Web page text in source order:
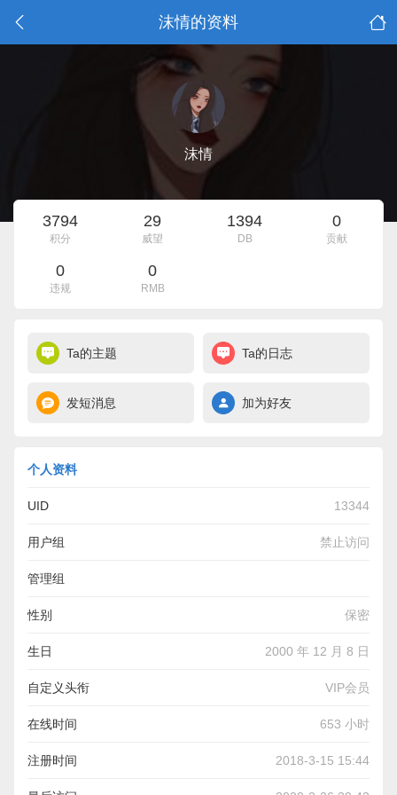
沫情的资料
沫情
3794
积分
29
威望
1394
DB
0
贡献
0
违规
0
RMB
Ta的主题 Ta的日志
发短消息 加为好友
个人资料
UID 13344
用户组 禁止访问
管理组
性别 保密
生日 2000 年 12 月 8 日
自定义头衔 VIP会员
在线时间 653 小时
注册时间 2018-3-15 15:44